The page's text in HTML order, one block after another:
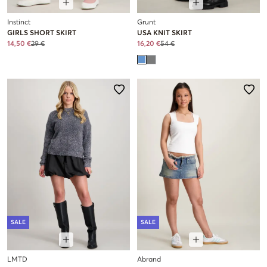
Instinct
GIRLS SHORT SKIRT
14,50 €29 €
Grunt
USA KNIT SKIRT
16,20 €54 €
SALE
LMTD
SALE
Abrand